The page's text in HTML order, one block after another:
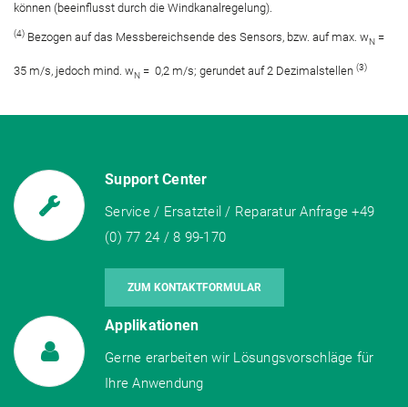
können (beeinflusst durch die Windkanalregelung).
(4) Bezogen auf das Messbereichsende des Sensors, bzw. auf max. wN =
35 m/s, jedoch mind. wN = 0,2 m/s; gerundet auf 2 Dezimalstellen (3)
Support Center
Service / Ersatzteil / Reparatur Anfrage +49
(0) 77 24 / 8 99-170
ZUM KONTAKTFORMULAR
Applikationen
Gerne erarbeiten wir Lösungsvorschläge für
Ihre Anwendung